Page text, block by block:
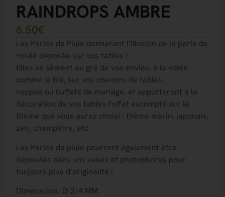
RAINDROPS AMBRE
6.50€
Les Perles de Pluie donneront l’illusion de la perle de
rosée déposée sur vos tables !
Elles se sèment au gré de vos envies, à la volée
comme le blé, sur vos chemins de tables,
nappes ou buffets de mariage, et apporteront à la
décoration de vos tables l’effet escompté sur le
thème que vous aurez choisi : thème marin, japonais,
zen, champêtre, etc.
Les Perles de pluie pourront également être
déposées dans vos vases et photophores pour
toujours plus d’originalité !
Dimensions: Ø 2/4 MM